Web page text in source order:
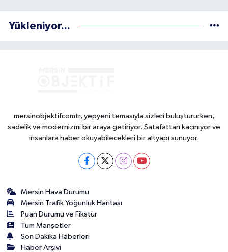
Yükleniyor...
mersinobjektifcomtr, yepyeni temasıyla sizleri buluştururken,
sadelik ve modernizmi bir araya getiriyor. Şatafattan kaçınıyor ve
insanlara haber okuyabilecekleri bir altyapı sunuyor.
Mersin Hava Durumu
Mersin Trafik Yoğunluk Haritası
Puan Durumu ve Fikstür
Tüm Manşetler
Son Dakika Haberleri
Haber Arşivi